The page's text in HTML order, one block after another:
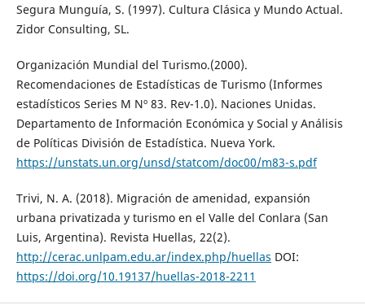
Segura Munguía, S. (1997). Cultura Clásica y Mundo Actual.
Zidor Consulting, SL.
Organización Mundial del Turismo.(2000).
Recomendaciones de Estadísticas de Turismo (Informes
estadísticos Series M Nº 83. Rev-1.0). Naciones Unidas.
Departamento de Información Económica y Social y Análisis
de Políticas División de Estadística. Nueva York.
https://unstats.un.org/unsd/statcom/doc00/m83-s.pdf
Trivi, N. A. (2018). Migración de amenidad, expansión
urbana privatizada y turismo en el Valle del Conlara (San
Luis, Argentina). Revista Huellas, 22(2).
http://cerac.unlpam.edu.ar/index.php/huellas DOI:
https://doi.org/10.19137/huellas-2018-2211